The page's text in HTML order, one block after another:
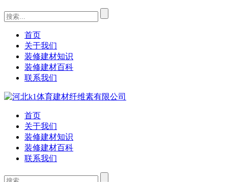
首页
关于我们
装修建材知识
装修建材百科
联系我们
首页
关于我们
装修建材知识
装修建材百科
联系我们